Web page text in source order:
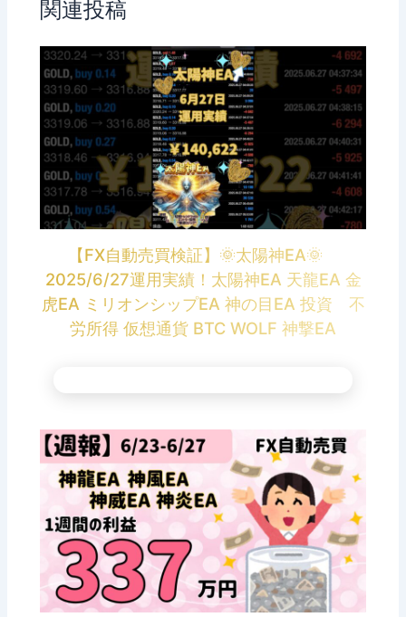
関連投稿
【FX自動売買検証】🌞太陽神EA🌞
2025/6/27運用実績！太陽神EA 天龍EA 金
虎EA ミリオンシップEA 神の目EA 投資 不
労所得 仮想通貨 BTC WOLF 神撃EA